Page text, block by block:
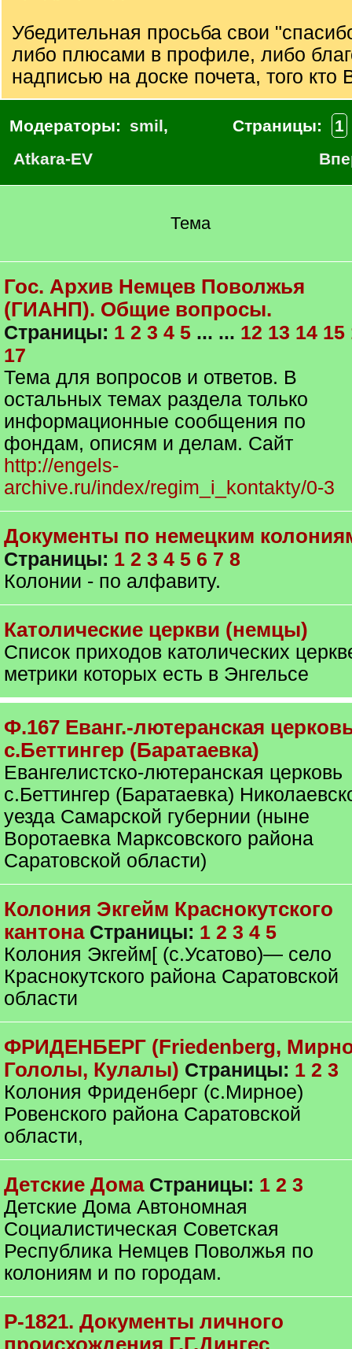
Убедительная просьба свои
либо плюсами в профиле, либо
надписью на доске почета, того кто
Модераторы: smil,
Atkara-EV
Страницы:
1
Тема
Гос. Архив Немцев Поволжья
(ГИАНП). Общие вопросы.
Страницы: 1 2 3 4 5 ... ... 12 13 14 15
17
Тема для вопросов и ответов. В
остальных темах раздела только
информационные сообщения по
фондам, описям и делам. Сайт
http://engels-
archive.ru/index/regim_i_kontakty/0-3
Документы по немецким
Страницы: 1 2 3 4 5 6 7 8
Колонии - по алфавиту.
Католические церкви (немцы)
Список приходов католических
метрики которых есть в Энгельсе
Ф.167 Еванг.-лютеранская
с.Беттингер (Баратаевка)
Евангелистско-лютеранская церковь
с.Беттингер (Баратаевка)
уезда Самарской губернии (ныне
Воротаевка Марксовского района
Саратовской области)
Колония Экгейм Краснокутского
кантона Страницы: 1 2 3 4 5
Колония Экгейм[ (с.Усатово)— село
Краснокутского района Саратовской
области
ФРИДЕНБЕРГ (Friedenberg,
Гололы, Кулалы) Страницы: 1 2 3
Колония Фриденберг (с.Мирное)
Ровенского района Саратовской
области,
Детские Дома Страницы: 1 2 3
Детские Дома Автономная
Социалистическая Советская
Республика Немцев Поволжья по
колониям и по городам.
Р-1821. Документы личного
происхождения Г.Г.Дингес